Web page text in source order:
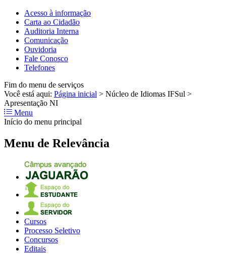
Acesso à informação
Carta ao Cidadão
Auditoria Interna
Comunicação
Ouvidoria
Fale Conosco
Telefones
Fim do menu de serviços
Você está aqui: Página inicial > Núcleo de Idiomas IFSul >
Apresentação NI
Menu
Início do menu principal
Menu de Relevância
Cursos
Processo Seletivo
Concursos
Editais